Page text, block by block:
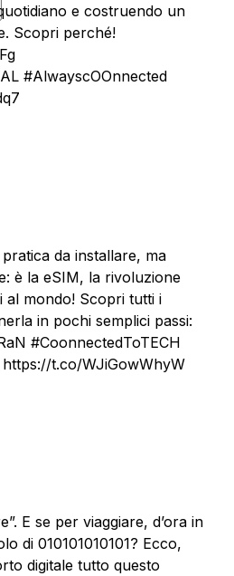
e costruendo un
Scopri perché!
#AlwayscOOnnected
da installare, ma
è la eSIM, la rivoluzione
mondo! Scopri tutti i
in pochi semplici passi:
#CoonnectedToTECH
t.co/WJiGowWhyW
E se per viaggiare, d’ora in
di 010101010101? Ecco,
digitale tutto questo